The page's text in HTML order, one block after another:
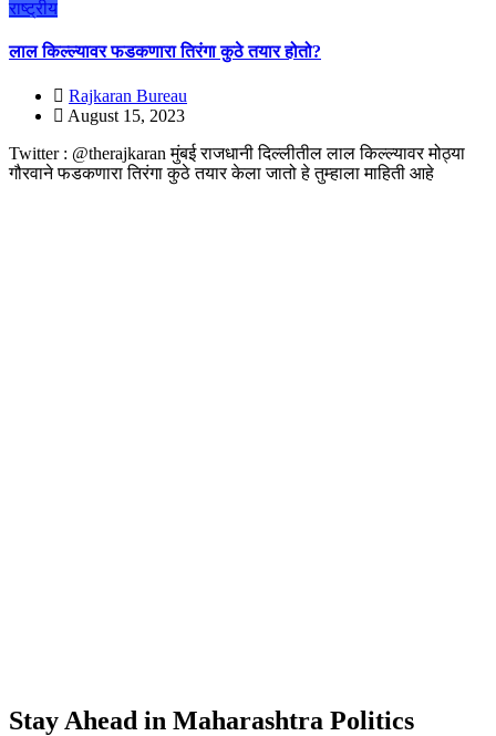
राष्ट्रीय
लाल किल्ल्यावर फडकणारा तिरंगा कुठे तयार होतो?
Rajkaran Bureau
August 15, 2023
Twitter : @therajkaran मुंबई राजधानी दिल्लीतील लाल किल्ल्यावर मोठ्या
गौरवाने फडकणारा तिरंगा कुठे तयार केला जातो हे तुम्हाला माहिती आहे
Stay Ahead in Maharashtra Politics